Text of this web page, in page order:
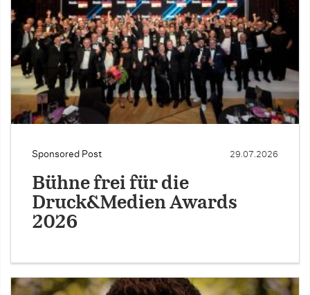
Sponsored Post 29.07.2026
Bühne frei für die
Druck&Medien Awards
2026